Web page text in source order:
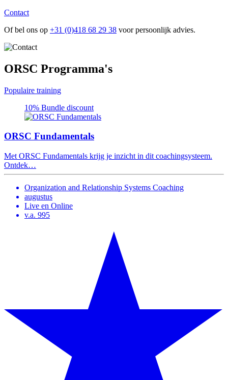
Contact
Of bel ons op +31 (0)418 68 29 38 voor persoonlijk advies.
ORSC Programma's
Populaire training
10% Bundle discount
ORSC Fundamentals
Met ORSC Fundamentals krijg je inzicht in dit coachingsysteem.
Ontdek…
Organization and Relationship Systems Coaching
augustus
Live en Online
v.a. 995